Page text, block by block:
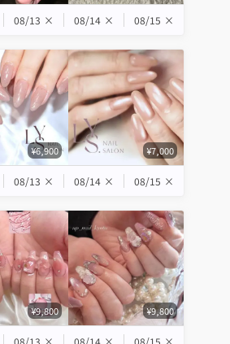
08/13 × 08/14 × 08/15 ×
¥6,900 ¥7,000
08/13 × 08/14 × 08/15 ×
¥9,800 ¥9,800